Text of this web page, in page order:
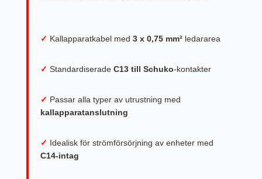
✓ Kallapparatkabel med 3 x 0,75 mm² ledararea
✓ Standardiserade C13 till Schuko-kontakter
✓ Passar alla typer av utrustning med
kallapparatanslutning
✓ Idealisk för strömförsörjning av enheter med
C14-intag